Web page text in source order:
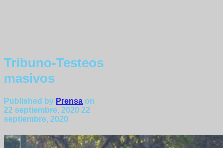
Tribuno-Testeos
masivos
Published by Prensa on
22 septiembre, 2020 22
septiembre, 2020